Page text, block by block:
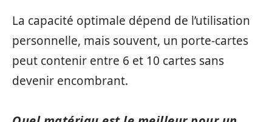
La capacité optimale dépend de l’utilisation
personnelle, mais souvent, un porte-cartes
peut contenir entre 6 et 10 cartes sans
devenir encombrant.